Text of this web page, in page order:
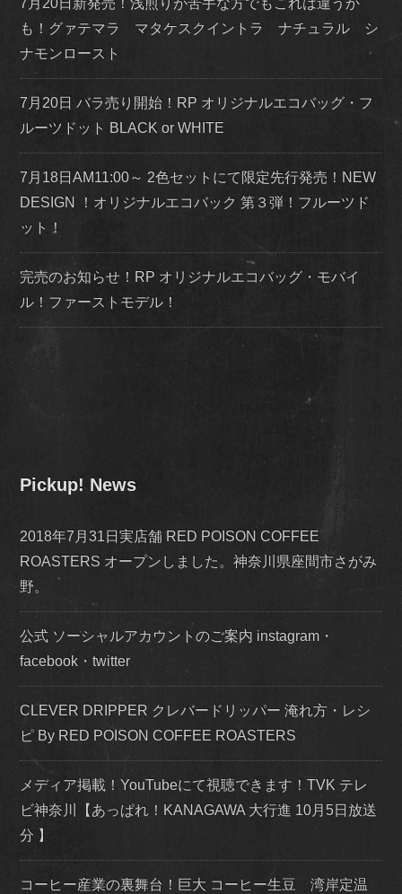
7月20日新発売！浅煎りが苦手な方でもこれは違うか
も！グァテマラ マタケスクイントラ ナチュラル シ
ナモンロースト
7月20日 バラ売り開始！RP オリジナルエコバッグ・フ
ルーツドット BLACK or WHITE
7月18日AM11:00～ 2色セットにて限定先行発売！NEW
DESIGN ！オリジナルエコバック 第３弾！フルーツド
ット！
完売のお知らせ！RP オリジナルエコバッグ・モバイ
ル！ファーストモデル！
Pickup! News
2018年7月31日実店舗 RED POISON COFFEE
ROASTERS オープンしました。神奈川県座間市さがみ
野。
公式 ソーシャルアカウントのご案内 instagram・
facebook・twitter
CLEVER DRIPPER クレバードリッパー 淹れ方・レシ
ピ By RED POISON COFFEE ROASTERS
メディア掲載！YouTubeにて視聴できます！TVK テレ
ビ神奈川【あっぱれ！KANAGAWA 大行進 10月5日放送
分 】
コーヒー産業の裏舞台！巨大 コーヒー生豆 湾岸定温